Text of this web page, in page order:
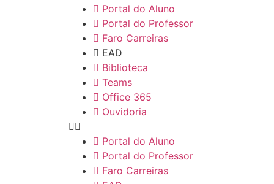
Portal do Aluno
Portal do Professor
Faro Carreiras
EAD
Biblioteca
Teams
Office 365
Ouvidoria
Portal do Aluno
Portal do Professor
Faro Carreiras